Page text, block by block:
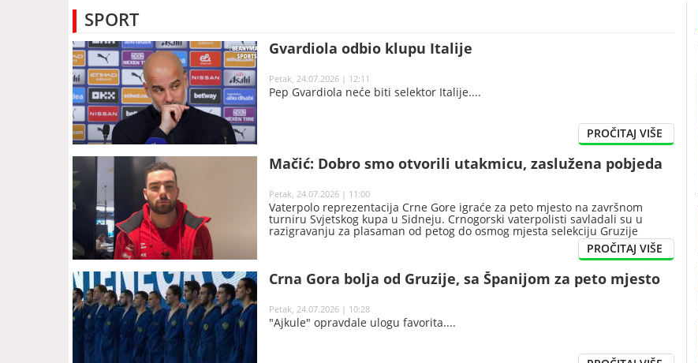
SPORT
Gvardiola odbio klupu Italije
Petak, 24.07.2026 | 12:11
Pep Gvardiola neće biti selektor Italije.
Mačić: Dobro smo otvorili utakmicu, zaslužena pobjeda
Petak, 24.07.2026 | 11:00
Vaterpolo reprezentacija Crne Gore igraće za peto mjesto na završnom
turniru Svjetskog kupa u Sidneju. Crnogorski vaterpolisti savladali su u
razigravanju za plasaman od petog do osmog mjesta selekciju Gruzije
18:16.
Crna Gora bolja od Gruzije, sa Španijom za peto mjesto
Petak, 24.07.2026 | 10:28
"Ajkule" opravdale ulogu favorita.